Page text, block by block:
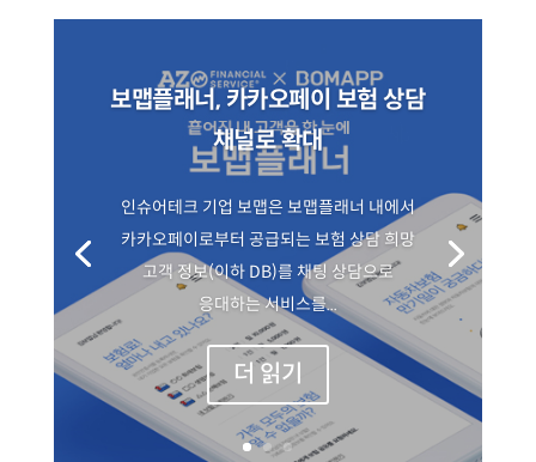
보맵플래너, 카카오페이 보험 상담
채널로 확대
인슈어테크 기업 보맵은 보맵플래너 내에서
카카오페이로부터 공급되는 보험 상담 희망
고객 정보(이하 DB)를 채팅 상담으로
응대하는 서비스를...
더 읽기